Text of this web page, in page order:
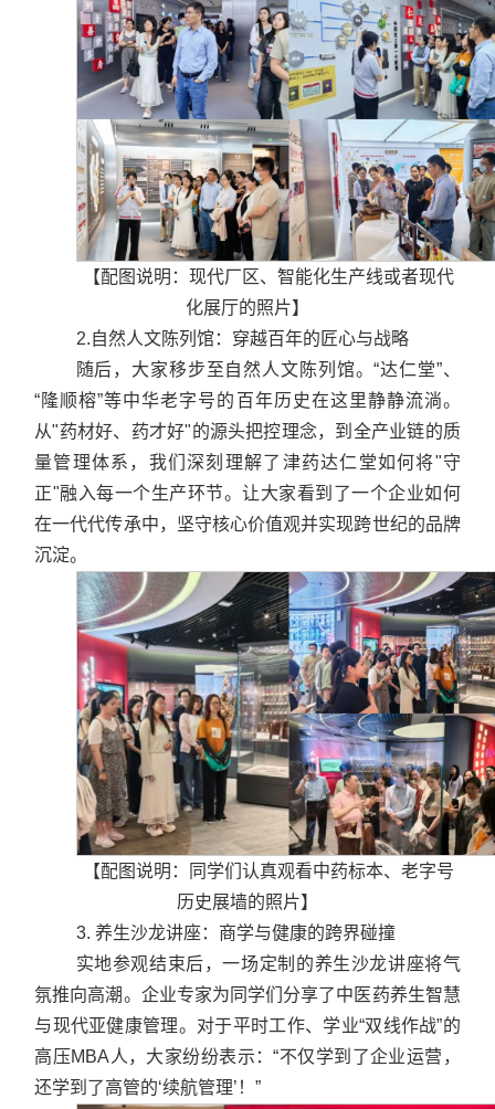
【配图说明：现代厂区、智能化生产线或者现代
化展厅的照片】
2.自然人文陈列馆：穿越百年的匠心与战略
随后，大家移步至自然人文陈列馆。“达仁堂”、
“隆顺榕”等中华老字号的百年历史在这里静静流淌。
从"药材好、药才好"的源头把控理念，到全产业链的质
量管理体系，我们深刻理解了津药达仁堂如何将"守
正"融入每一个生产环节。让大家看到了一个企业如何
在一代代传承中，坚守核心价值观并实现跨世纪的品牌
沉淀。
【配图说明：同学们认真观看中药标本、老字号
历史展墙的照片】
3. 养生沙龙讲座：商学与健康的跨界碰撞
实地参观结束后，一场定制的养生沙龙讲座将气
氛推向高潮。企业专家为同学们分享了中医药养生智慧
与现代亚健康管理。对于平时工作、学业“双线作战”的
高压MBA人，大家纷纷表示：“不仅学到了企业运营，
还学到了高管的‘续航管理’！”